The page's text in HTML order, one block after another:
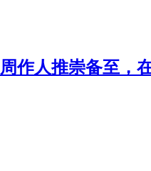
作人推崇备至，